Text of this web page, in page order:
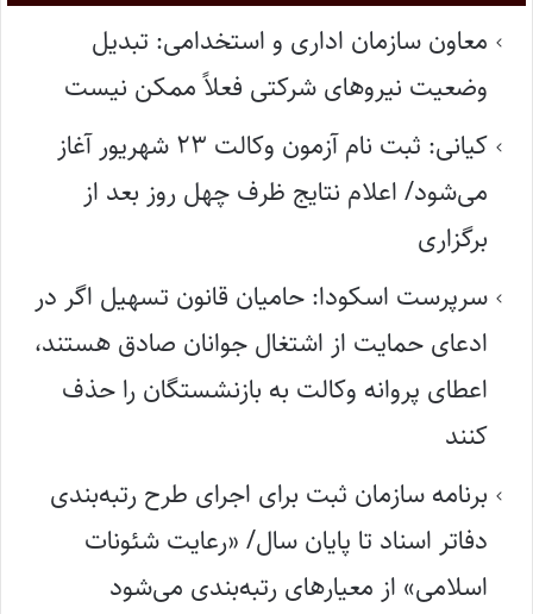
معاون سازمان اداری و استخدامی: تبدیل
وضعیت نیروهای شرکتی فعلاً ممکن نیست
کیانی: ثبت نام آزمون وکالت ۲۳ شهریور آغاز
می‌شود/ اعلام نتایج ظرف چهل روز بعد از
برگزاری
سرپرست اسکودا: حامیان قانون تسهیل اگر در
ادعای حمایت از اشتغال جوانان صادق هستند،
اعطای پروانه وکالت به بازنشستگان را حذف
کنند
برنامه سازمان ثبت برای اجرای طرح رتبه‌بندی
دفاتر اسناد تا پایان سال/ «رعایت شئونات
اسلامی» از معیارهای رتبه‌بندی می‌شود